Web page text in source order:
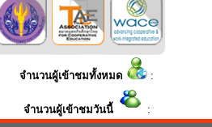
จำนวนผู้เข้าชมทั้งหมด :
จำนวนผู้เข้าชมวันนี้ :